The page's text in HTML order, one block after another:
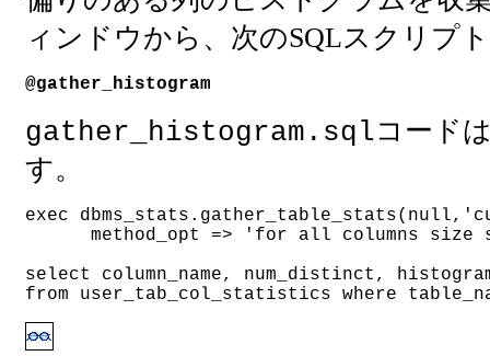
ィンドウから、次のSQLスクリプ
@gather_histogram
gather_histogram.sqlコード
す。
exec
method_opt => 'for all columns size
select column_name, num_distinct,
from user_tab_col_statistics where